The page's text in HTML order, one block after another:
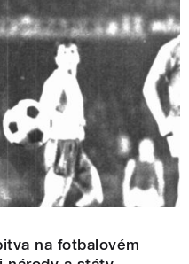
na fotbalovém